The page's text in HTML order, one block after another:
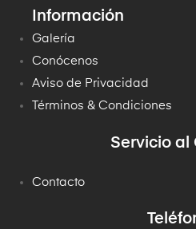
Información
Galería
Conócenos
Aviso de Privacidad
Términos & Condiciones
Servicio al
Contacto